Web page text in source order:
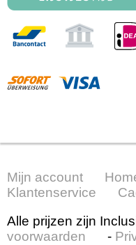
Mijn account
Klantenservice
Alle prijzen zijn
voorwaarden
-